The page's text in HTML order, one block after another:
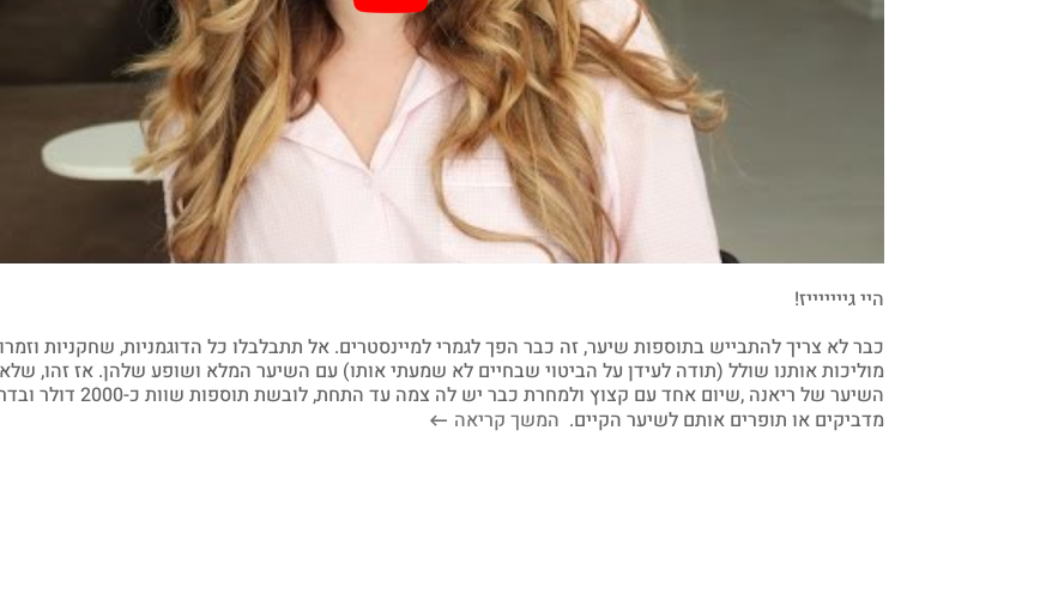
היי גיייייייז!
כבר לא צריך להתבייש בתוספות שיער, זה כבר הפך לגמרי למיינסטרים. אל תתבלבלו כל הדוגמניות, שחקניות
מוליכות אותנו שולל (תודה לעידן על הביטוי שבחיים לא שמעתי אותו) עם השיער המלא ושופע שלהן. אז זהו,
השיער של ריאנה ,שיום אחד עם קצוץ ולמחרת כבר יש לה צמה עד
מדביקים או תופרים אותם לשיער הקיים. המשך קריאה